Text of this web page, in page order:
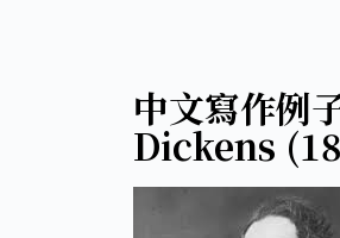
中文寫作例
Dickens​